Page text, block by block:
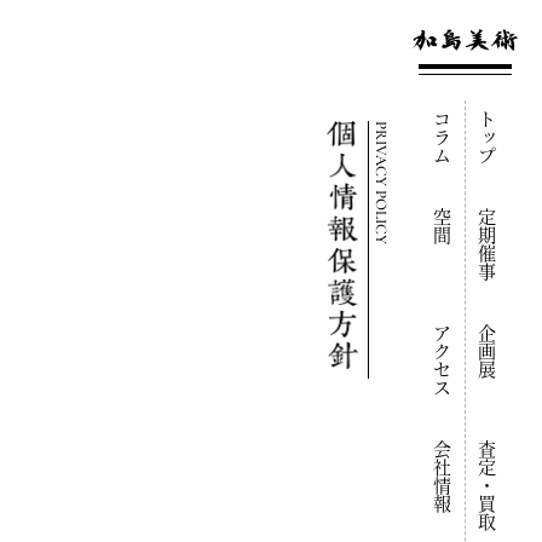
トップ
定期催事
企画展
査定・買取
コラム
空間
アクセス
会社情報
PRIVACY POLICY